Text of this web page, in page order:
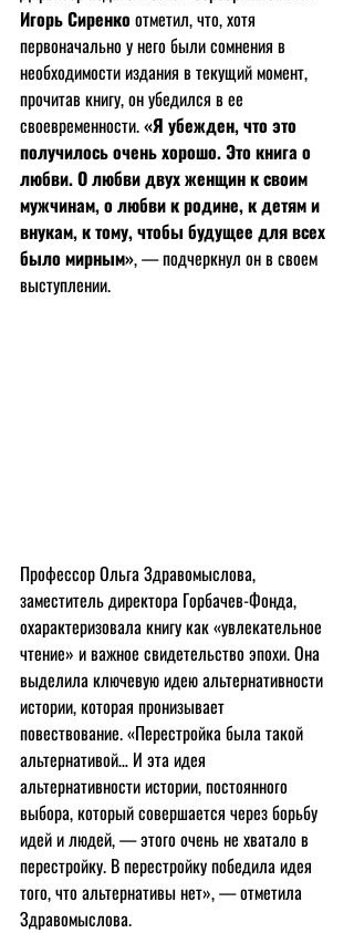
Игорь Сиренко отметил, что, хотя
первоначально у него были сомнения в
необходимости издания в текущий момент,
прочитав книгу, он убедился в ее
своевременности. «Я убежден, что это
получилось очень хорошо. Это книга о
любви. О любви двух женщин к своим
мужчинам, о любви к родине, к детям и
внукам, к тому, чтобы будущее для всех
было мирным», — подчеркнул он в своем
выступлении.
Профессор Ольга Здравомыслова,
заместитель директора Горбачев-Фонда,
охарактеризовала книгу как «увлекательное
чтение» и важное свидетельство эпохи. Она
выделила ключевую идею альтернативности
истории, которая пронизывает
повествование. «Перестройка была такой
альтернативой… И эта идея
альтернативности истории, постоянного
выбора, который совершается через борьбу
идей и людей, — этого очень не хватало в
перестройку. В перестройку победила идея
того, что альтернативы нет», — отметила
Здравомыслова.